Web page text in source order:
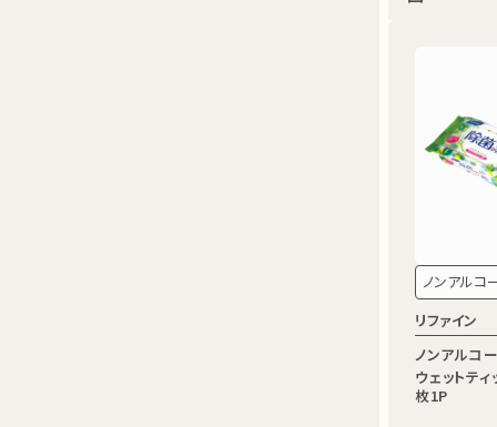
ノンアルコ
リファイン
ノンアルコ
ウェットテ
枚1P